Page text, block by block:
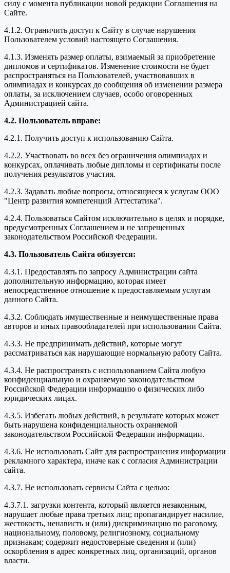
силу с момента публикации новой редакции Соглашения на
Сайте.
4.1.2. Ограничить доступ к Сайту в случае нарушения
Пользователем условий настоящего Соглашения.
4.1.3. Изменять размер оплаты, взимаемый за приобретение
дипломов и сертификатов. Изменение стоимости не будет
распространяться на Пользователей, участвовавших в
олимпиадах и конкурсах до сообщения об изменении размера
оплаты, за исключением случаев, особо оговоренных
Администрацией сайта.
4.2. Пользователь вправе:
4.2.1. Получить доступ к использованию Сайта.
4.2.2. Участвовать во всех без ограничения олимпиадах и
конкурсах, оплачивать любые дипломы и сертификаты после
получения результатов участия.
4.2.3. Задавать любые вопросы, относящиеся к услугам ООО
"Центр развития компетенций Аттестатика".
4.2.4. Пользоваться Сайтом исключительно в целях и порядке,
предусмотренных Соглашением и не запрещенных
законодательством Российской Федерации.
4.3. Пользователь Сайта обязуется:
4.3.1. Предоставлять по запросу Администрации сайта
дополнительную информацию, которая имеет
непосредственное отношение к предоставляемым услугам
данного Сайта.
4.3.2. Соблюдать имущественные и неимущественные права
авторов и иных правообладателей при использовании Сайта.
4.3.3. Не предпринимать действий, которые могут
рассматриваться как нарушающие нормальную работу Сайта.
4.3.4. Не распространять с использованием Сайта любую
конфиденциальную и охраняемую законодательством
Российской Федерации информацию о физических либо
юридических лицах.
4.3.5. Избегать любых действий, в результате которых может
быть нарушена конфиденциальность охраняемой
законодательством Российской Федерации информации.
4.3.6. Не использовать Сайт для распространения информации
рекламного характера, иначе как с согласия Администрации
сайта.
4.3.7. Не использовать сервисы Сайта с целью:
4.3.7.1. загрузки контента, который является незаконным,
нарушает любые права третьих лиц; пропагандирует насилие,
жестокость, ненависть и (или) дискриминацию по расовому,
национальному, половому, религиозному, социальному
признакам; содержит недостоверные сведения и (или)
оскорбления в адрес конкретных лиц, организаций, органов
власти.